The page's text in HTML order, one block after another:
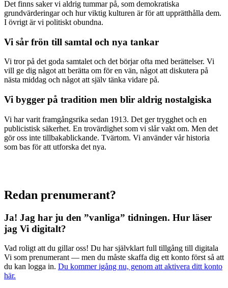
Det finns saker vi aldrig tummar på, som demokratiska
grundvärderingar och hur viktig kulturen är för att upprätthålla dem.
I övrigt är vi politiskt obundna.
Vi sår frön till samtal och nya tankar
Vi tror på det goda samtalet och det börjar ofta med berättelser. Vi
vill ge dig något att berätta om för en vän, något att diskutera på
nästa middag och något att själv tänka vidare på.
Vi bygger på tradition men blir aldrig nostalgiska
Vi har varit framgångsrika sedan 1913. Det ger trygghet och en
publicistisk säkerhet. En trovärdighet som vi slår vakt om. Men det
gör oss inte tillbakablickande. Tvärtom. Vi använder vår historia
som bas för att utforska det nya.
Redan prenumerant?
Ja! Jag har ju den ”vanliga” tidningen. Hur läser
jag Vi digitalt?
Vad roligt att du gillar oss! Du har självklart full tillgång till digitala
Vi som prenumerant — men du måste skaffa dig ett konto först så att
du kan logga in. Du kommer igång nu, genom att aktivera ditt konto
här.